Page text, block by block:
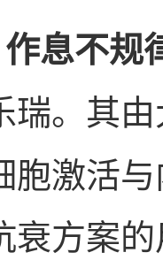
息不规
瑞。其
胞激活
衰方案